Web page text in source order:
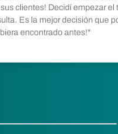
clientes! Decidí empezar el
Es la mejor decisión que
encontrado antes!"